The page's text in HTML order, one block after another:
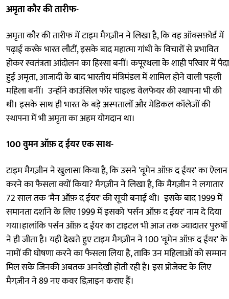
अमृता कौर की तारीफ-
अमृता कौर की तारीफ में टाइम मैगज़ीन ने लिखा है, कि वह ऑक्सफ़ोर्ड में
पढ़ाई करके भारत लौटीं, इसके बाद महात्मा गांधी के विचारों से प्रभावित
होकर स्वतंत्रता आंदोलन का हिस्सा बनीं। कपूरथला के शाही परिवार में पैदा
हुई अमृता, आजादी के बाद भारतीय मंत्रिमंडल में शामिल होने वाली पहली
महिला बनीं। उन्होंने काउंसिल फॉर चाइल्ड वेलफेयर की स्थापना भी की
थी। इसके साथ ही भारत के बड़े अस्पतालों और मेडिकल कॉलेजों की
स्थापना में भी अमृता का अहम योगदान था।
100 वुमन ऑफ़ द ईयर एक साथ-
टाइम मैगज़ीन ने खुलासा किया है, कि उसने 'वूमेन ऑफ़ द ईयर' का ऐलान
करने का फैसला क्यों किया? मैगज़ीन ने लिखा है, कि मैगज़ीन ने लगातार
72 साल तक 'मैन ऑफ़ द ईयर' की सूची बनाई थी। इसके बाद 1999 में
समानता दर्शाने के लिए 1999 में इसको 'पर्सन ऑफ़ द ईयर' नाम दे दिया
गया।हालांकि पर्सन ऑफ़ द ईयर का टाइटल भी आज तक ज्यादातर पुरुषों
ने ही जीता है। यही देखते हुए टाइम मैगज़ीन ने 100 'वूमेन ऑफ़ द ईयर' के
नामों की घोषणा करने का फैसला लिया है, ताकि उन महिलाओं को सम्मान
मिल सके जिनकी अबतक अनदेखी होती रही है। इस प्रोजेक्ट के लिए
मैगज़ीन ने 89 नए कवर डिज़ाइन कराए हैं।